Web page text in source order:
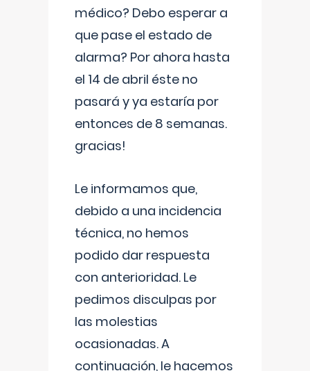
médico? Debo esperar a
que pase el estado de
alarma? Por ahora hasta
el 14 de abril éste no
pasará y ya estaría por
entonces de 8 semanas.
gracias!
Le informamos que,
debido a una incidencia
técnica, no hemos
podido dar respuesta
con anterioridad. Le
pedimos disculpas por
las molestias
ocasionadas. A
continuación, le hacemos